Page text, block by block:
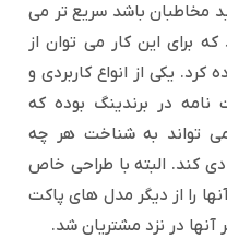
مخاطبان باشد سریع تر می
برای این کار می توان از
یکی از انواع کاربردی و
نامه در برندینگ بوده که
می تواند به شناخت هر چه
کند. البته با طراحی خاص
را از دیگر مدل های پاکت
آنها در نزد مشتریان شد.